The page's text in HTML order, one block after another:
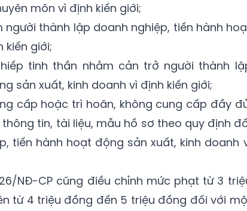
môn vì định kiến giới;
thành lập doanh nghiệp, tiến hành
kiến giới;
tinh thần nhằm cản trở người thành
sản xuất, kinh doanh vì định kiến giới;
cấp hoặc trì hoãn, không cung cấp đầy
tin, tài liệu, mẫu hồ sơ theo quy định
tiến hành hoạt động sản xuất, kinh doanh
NĐ-CP cũng điều chỉnh mức phạt từ 3
từ 4 triệu đồng đến 5 triệu đồng đối với